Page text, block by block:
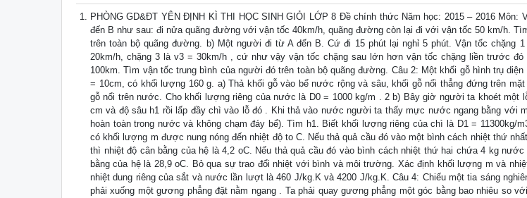
PHÒNG GD&ĐT YÊN ĐỊNH KÌ THI HỌC SINH GIỎI LỚP 8 Đề chính thức Năm học: 2015 – 2016 Môn:
đến B như sau: đi nửa quãng đường với vận tốc 40km/h, quãng đường còn lại đi với vận tốc 50 km/h.
trên toàn bộ quãng đường. b) Một người đi từ A đến B. Cứ đi 15 phút lại nghỉ 5 phút. Vận tốc chặng
20km/h, chặng 3 là v3 = 30km/h , cứ như vậy vận tốc chặng sau lớn hơn vận tốc chặng liền trước đó
100km. Tìm vận tốc trung bình của người đó trên toàn bộ quãng đường. Câu 2: Một khối gỗ hình trụ
= 10cm, có khối lượng 160 g. a) Thả khối gỗ vào bể nước rộng và sâu, khối gỗ nổi thẳng đứng trên
gỗ nổi trên nước. Cho khối lượng riêng của nước là D0 = 1000 kg/m . 2 b) Bây giờ người ta khoét một
cm và độ sâu h1 rồi lấp đầy chì vào lỗ đó . Khi thả vào nước người ta thấy mực nước ngang bằng với
hoàn toàn trong nước và không chạm đáy bể). Tìm h1. Biết khối lượng riêng của chì là D1 = 11300kg/
có khối lượng m được nung nóng đến nhiệt độ to C. Nếu thả quả cầu đó vào một bình cách nhiệt thứ
thì nhiệt độ cân bằng của hệ là 4,2 oC. Nếu thả quả cầu đó vào bình cách nhiệt thứ hai chứa 4 kg
bằng của hệ là 28,9 oC. Bỏ qua sự trao đổi nhiệt với bình và môi trường. Xác định khối lượng m và
nhiệt dung riêng của sắt và nước lần lượt là 460 J/kg.K và 4200 J/kg.K. Câu 4: Chiếu một tia sáng
phải xuống một gương phẳng đặt nằm ngang . Ta phải quay gương phẳng một góc bằng bao nhiêu so